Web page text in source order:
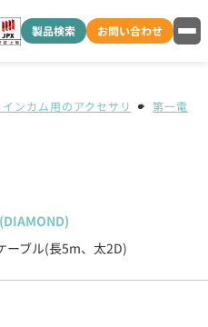
製品検索 お問い合わせ
ンカム用のアクセサリ 第一電波
ーブル(長5m、太2D)